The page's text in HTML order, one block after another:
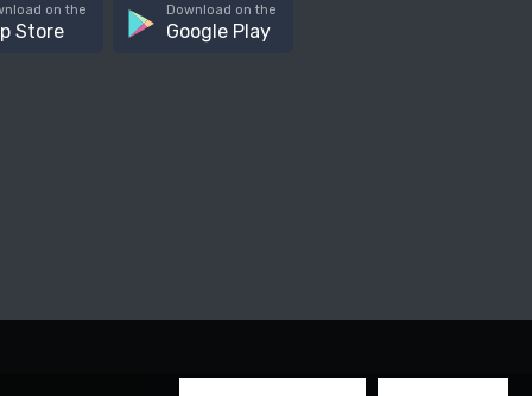
on the
Store
Download on the
Google Play